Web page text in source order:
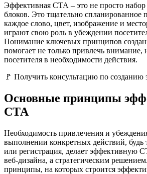
Эффективная СТА – это не просто
блоков. Это тщательно спланированное
каждое слово, цвет, изображение и
играют свою роль в убеждении
Понимание ключевых принципов
помогает не только привлечь внимание,
посетителя в необходимости действия.
🚩 Получить консультацию по
Основные принципы
СТА
Необходимость привлечения и
выполнении конкретных действий, будь
или регистрация, делает эффективную
веб-дизайна, а стратегическим
принципы, на которых строится